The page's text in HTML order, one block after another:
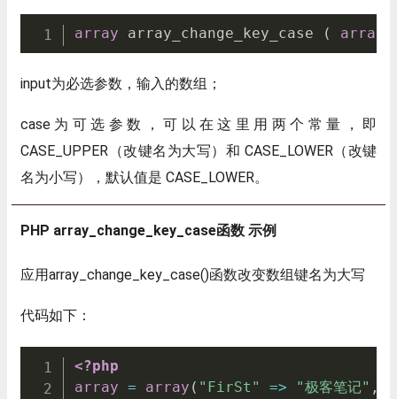
array array_change_key_case ( array
input为必选参数，输入的数组；
case为可选参数，可以在这里用两个常量，即
CASE_UPPER（改键名为大写）和 CASE_LOWER（改键
名为小写），默认值是 CASE_LOWER。
PHP array_change_key_case函数 示例
应用array_change_key_case()函数改变数组键名为大写
代码如下：
<?php
array = array ( "FirSt" => "极客笔记" ,